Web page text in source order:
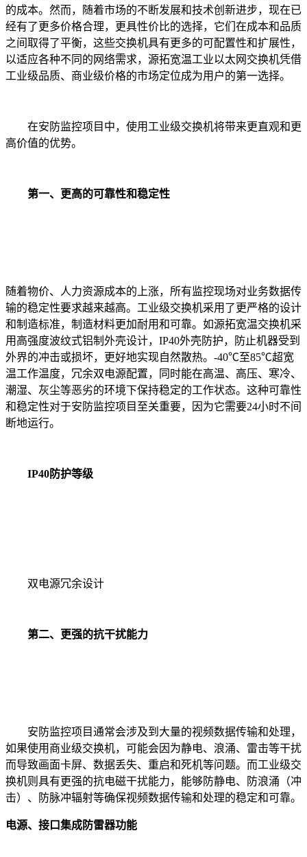
的成本。然而，随着市场的不断发展和技术创新进步，现在已
经有了更多价格合理，更具性价比的选择，它们在成本和品质
之间取得了平衡，这些交换机具有更多的可配置性和扩展性，
以适应各种不同的网络需求，源拓宽温工业以太网交换机凭借
工业级品质、商业级价格的市场定位成为用户的第一选择。
在安防监控项目中，使用工业级交换机将带来更直观和更
高价值的优势。
第一、更高的可靠性和稳定性
随着物价、人力资源成本的上涨，所有监控现场对业务数据传
输的稳定性要求越来越高。工业级交换机采用了更严格的设计
和制造标准，制造材料更加耐用和可靠。如源拓宽温交换机采
用高强度波纹式铝制外壳设计，IP40外壳防护，防止机器受到
外界的冲击或损坏，更好地实现自然散热。-40℃至85℃超宽
温工作温度，冗余双电源配置，同时能在高温、高压、寒冷、
潮湿、灰尘等恶劣的环境下保持稳定的工作状态。这种可靠性
和稳定性对于安防监控项目至关重要，因为它需要24小时不间
断地运行。
IP40防护等级
双电源冗余设计
第二、更强的抗干扰能力
安防监控项目通常会涉及到大量的视频数据传输和处理，
如果使用商业级交换机，可能会因为静电、浪涌、雷击等干扰
而导致画面卡屏、数据丢失、重启和死机等问题。而工业级交
换机则具有更强的抗电磁干扰能力，能够防静电、防浪涌（冲
击）、防脉冲辐射等确保视频数据传输和处理的稳定和可靠。
电源、接口集成防雷器功能